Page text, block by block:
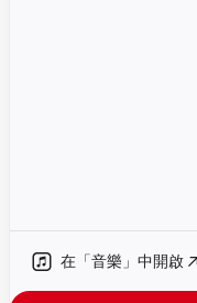
在「音樂」中開啟